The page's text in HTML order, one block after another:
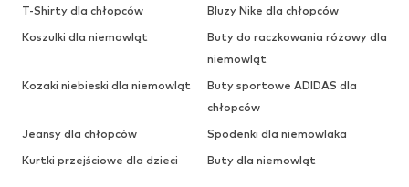
T-Shirty dla chłopców
Bluzy Nike dla chłopców
Koszulki dla niemowląt
Buty do raczkowania różowy dla
niemowląt
Kozaki niebieski dla niemowląt
Buty sportowe ADIDAS dla
chłopców
Jeansy dla chłopców
Spodenki dla niemowlaka
Kurtki przejściowe dla dzieci
Buty dla niemowląt